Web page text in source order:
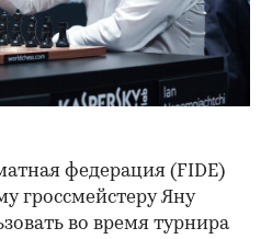
федерация (FIDE)
гроссмейстеру Яну
во время турнира